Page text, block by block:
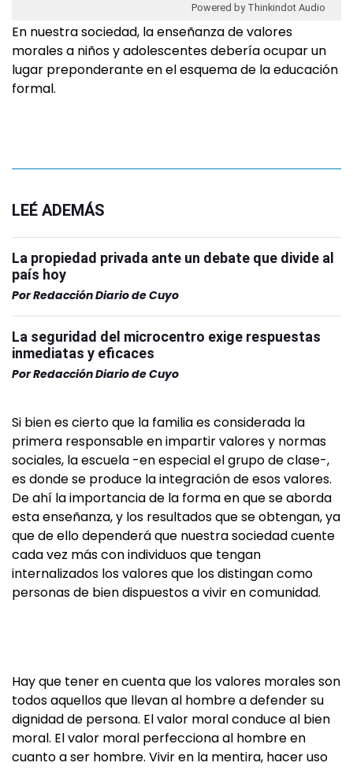
Powered by Thinkindot Audio
En nuestra sociedad, la enseñanza de valores
morales a niños y adolescentes debería ocupar un
lugar preponderante en el esquema de la educación
formal.
LEÉ ADEMÁS
La propiedad privada ante un debate que divide al
país hoy
PorRedacción Diario de Cuyo
La seguridad del microcentro exige respuestas
inmediatas y eficaces
PorRedacción Diario de Cuyo
Si bien es cierto que la familia es considerada la
primera responsable en impartir valores y normas
sociales, la escuela -en especial el grupo de clase-,
es donde se produce la integración de esos valores.
De ahí la importancia de la forma en que se aborda
esta enseñanza, y los resultados que se obtengan, ya
que de ello dependerá que nuestra sociedad cuente
cada vez más con individuos que tengan
internalizados los valores que los distingan como
personas de bien dispuestos a vivir en comunidad.
Hay que tener en cuenta que los valores morales son
todos aquellos que llevan al hombre a defender su
dignidad de persona. El valor moral conduce al bien
moral. El valor moral perfecciona al hombre en
cuanto a ser hombre. Vivir en la mentira, hacer uso